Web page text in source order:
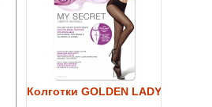
Колготки GOLDEN LADY My